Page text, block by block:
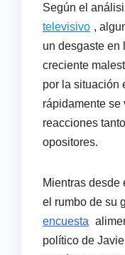
Según el
televisivo ,
un desgaste en
creciente
por la situación
rápidamente se
reacciones
opositores.
Mientras desde
el rumbo de su
encuesta
político de